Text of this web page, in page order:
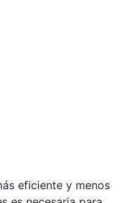
eficiente y menos